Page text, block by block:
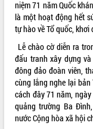
UBND CÁC XÃ, PHƯỜNG
THÔNG TIN CHỈ ĐẠO ĐIỀU
HỆ THỐNG VĂN BẢN
VĂN BẢN HĐND TỈNH
ĐIỂM TIN VĂN BẢN
niệm 71 năm Quốc
là một hoạt động hết
tự hào về Tổ quốc,
Lễ chào cờ diễn ra
đấu tranh xây dựng
đông đảo đoàn viên,
cùng lắng nghe lại bản
cách đây 71 năm,
quảng trường Ba
nước Cộng hòa xã hội